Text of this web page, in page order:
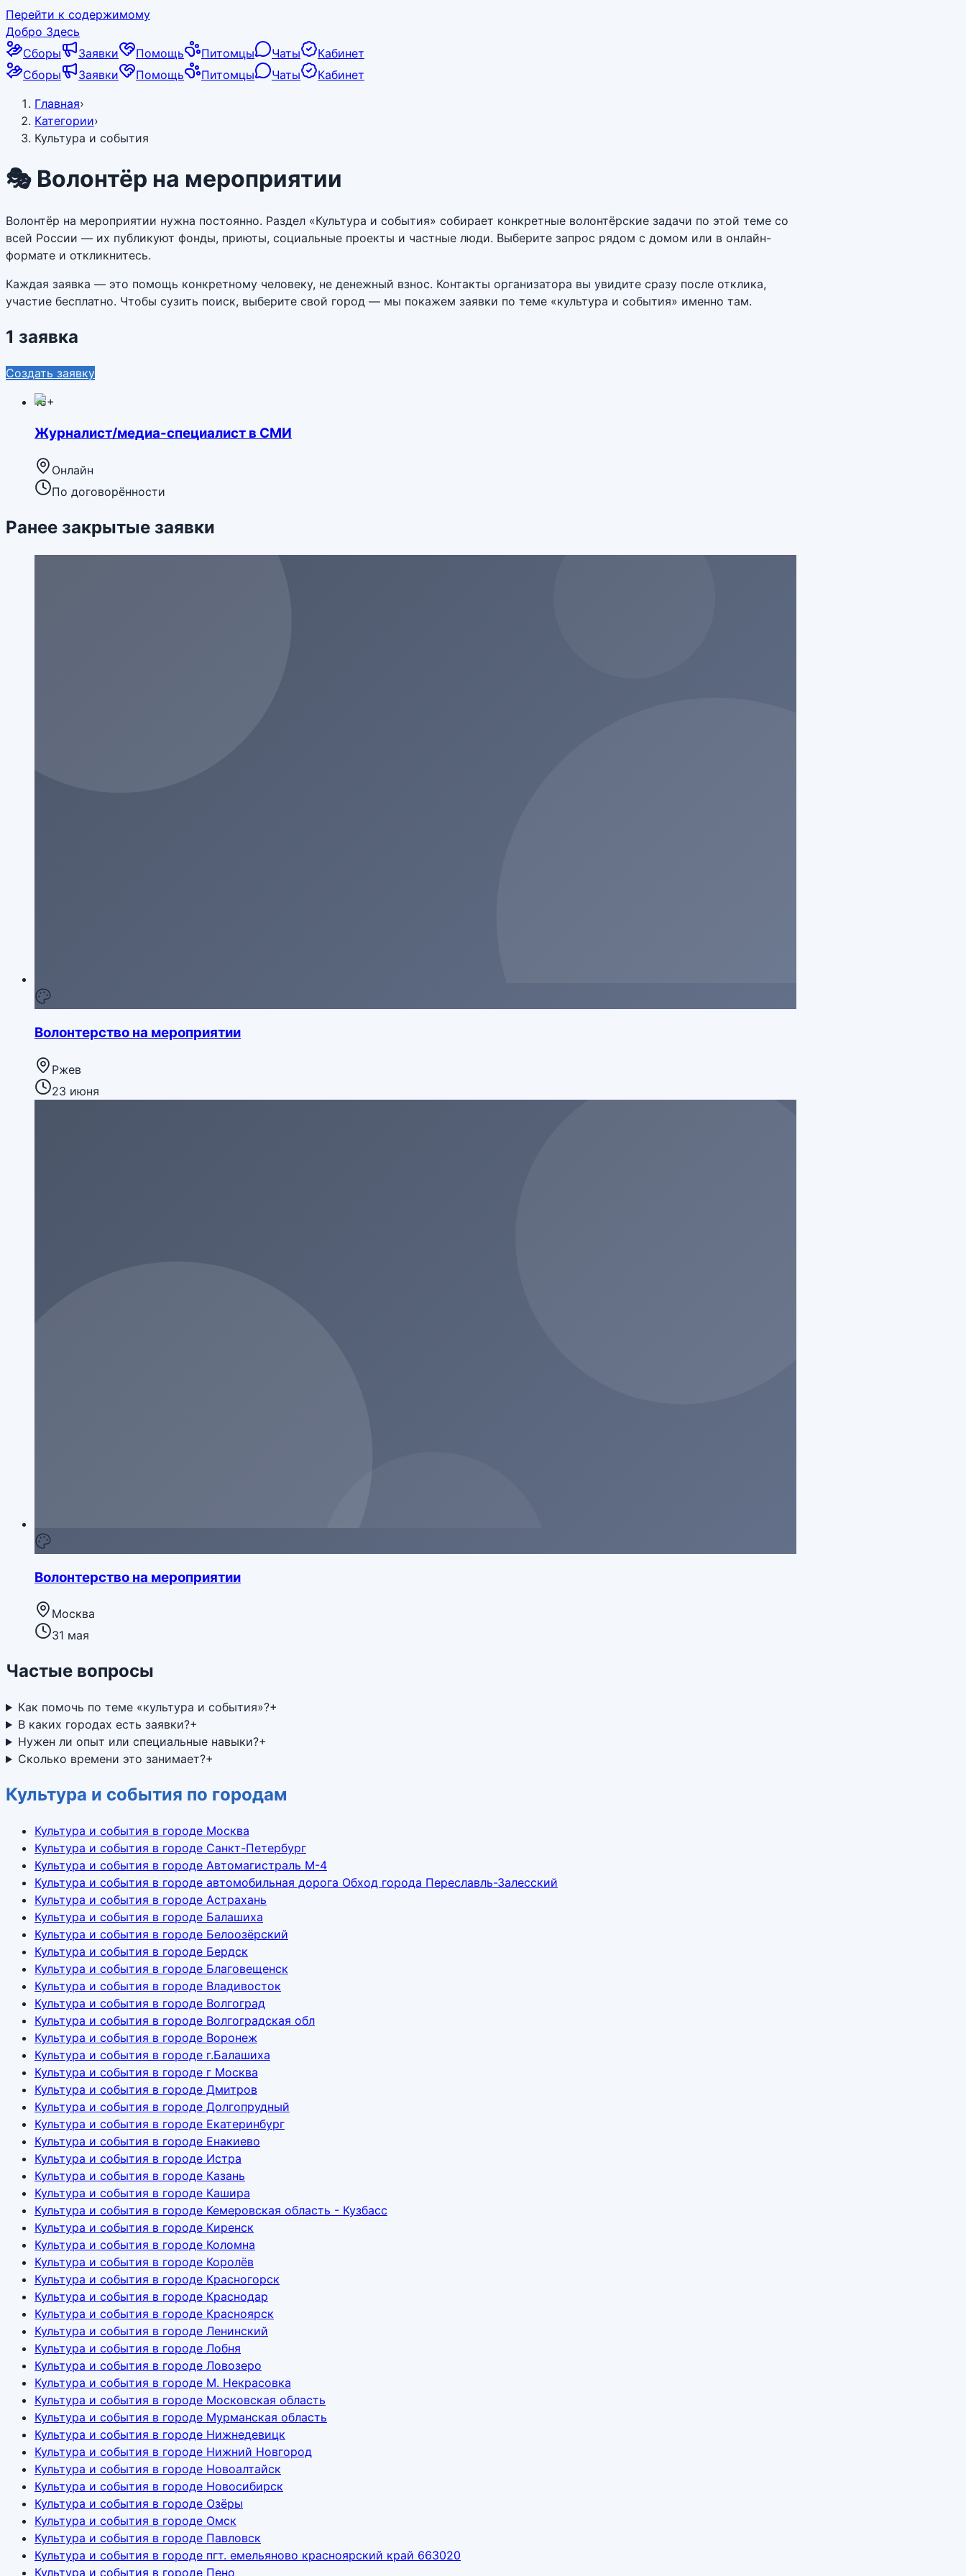
Перейти к содержимому
Добро Здесь
Сборы
Заявки Помощь Питомцы Чаты
Кабинет
Сборы
Заявки Помощь Питомцы Чаты
Кабинет
Главная›
Категории›
Культура и события
🎭 Волонтёр на мероприятии
Волонтёр на мероприятии нужна постоянно. Раздел «Культура и события» собирает конкретные волонтёрские задачи по этой теме со
всей России — их публикуют фонды, приюты, социальные проекты и частные люди. Выберите запрос рядом с домом или в онлайн-
формате и откликнитесь.
Каждая заявка — это помощь конкретному человеку, не денежный взнос. Контакты организатора вы увидите сразу после отклика,
участие бесплатно. Чтобы сузить поиск, выберите свой город — мы покажем заявки по теме «культура и события» именно там.
1 заявка
Создать заявку
16+
Журналист/медиа-специалист в СМИ
Онлайн
По договорённости
Ранее закрытые заявки
Волонтерство на мероприятии
Ржев
23 июня
Волонтерство на мероприятии
Москва
31 мая
Частые вопросы
Как помочь по теме «культура и события»?+
В каких городах есть заявки?+
Нужен ли опыт или специальные навыки?+
Сколько времени это занимает?+
Культура и события по городам
Культура и события в городе Москва
Культура и события в городе Санкт-Петербург
Культура и события в городе Автомагистраль М-4
Культура и события в городе автомобильная дорога Обход города Переславль-Залесский
Культура и события в городе Астрахань
Культура и события в городе Балашиха
Культура и события в городе Белоозёрский
Культура и события в городе Бердск
Культура и события в городе Благовещенск
Культура и события в городе Владивосток
Культура и события в городе Волгоград
Культура и события в городе Волгоградская обл
Культура и события в городе Воронеж
Культура и события в городе г.Балашиха
Культура и события в городе г Москва
Культура и события в городе Дмитров
Культура и события в городе Долгопрудный
Культура и события в городе Екатеринбург
Культура и события в городе Енакиево
Культура и события в городе Истра
Культура и события в городе Казань
Культура и события в городе Кашира
Культура и события в городе Кемеровская область - Кузбасс
Культура и события в городе Киренск
Культура и события в городе Коломна
Культура и события в городе Королёв
Культура и события в городе Красногорск
Культура и события в городе Краснодар
Культура и события в городе Красноярск
Культура и события в городе Ленинский
Культура и события в городе Лобня
Культура и события в городе Ловозеро
Культура и события в городе М. Некрасовка
Культура и события в городе Московская область
Культура и события в городе Мурманская область
Культура и события в городе Нижнедевицк
Культура и события в городе Нижний Новгород
Культура и события в городе Новоалтайск
Культура и события в городе Новосибирск
Культура и события в городе Озёры
Культура и события в городе Омск
Культура и события в городе Павловск
Культура и события в городе пгт. емельяново красноярский край 663020
Культура и события в городе Пено